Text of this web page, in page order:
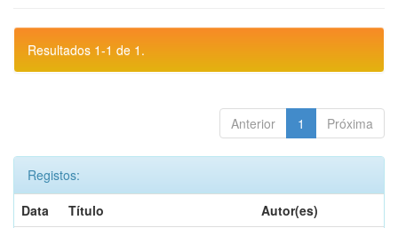
Resultados 1-1 de 1.
Anterior 1 Próxima
Registos:
Data
Título
Autor(es)